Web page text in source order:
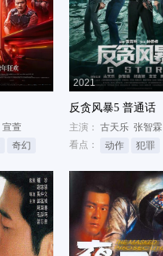
宣萱
奇幻
2021
反贪风暴5 普通话
主演： 古天乐 张智霖
看点：
动作 犯罪